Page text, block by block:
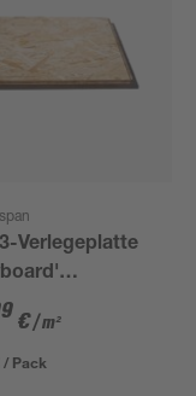
Verlegeplatte
1690 x
12 mm
€/ m²
/ Pack